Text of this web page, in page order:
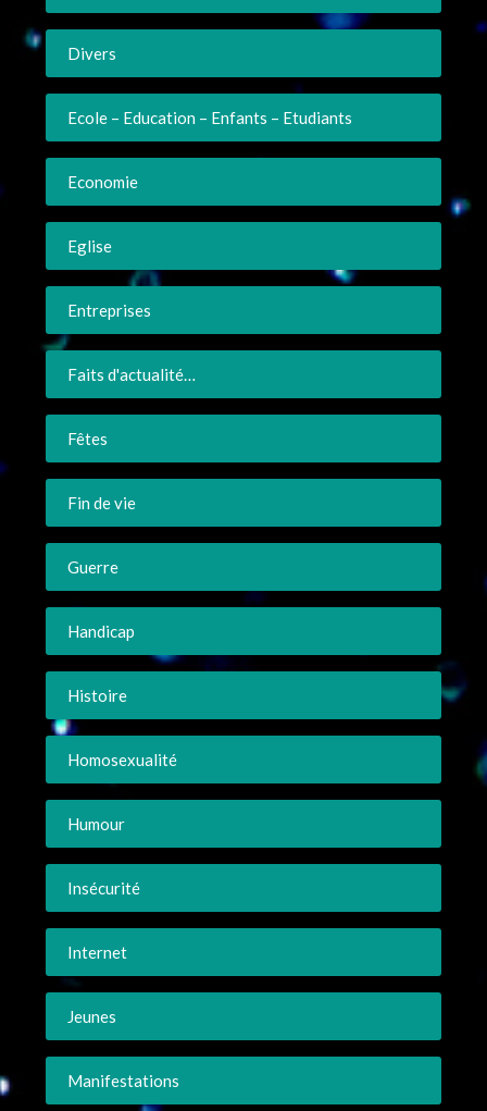
Divers
Ecole – Education – Enfants – Etudiants
Economie
Eglise
Entreprises
Faits d'actualité…
Fêtes
Fin de vie
Guerre
Handicap
Histoire
Homosexualité
Humour
Insécurité
Internet
Jeunes
Manifestations